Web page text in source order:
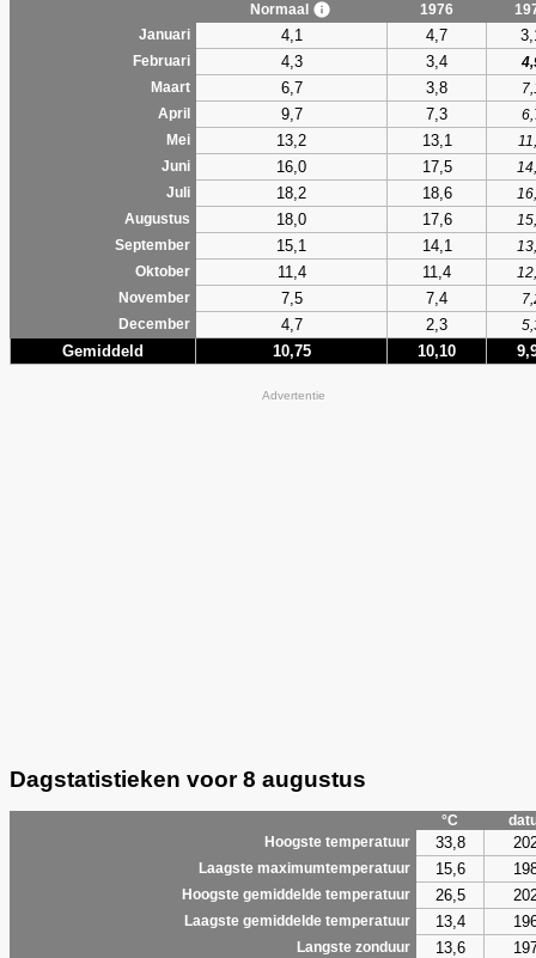
Normaal 1976
Januari
4,1 4,7
Februari 4,3 3,4
Maart
6,7 3,8
April
9,7 7,3
Mei
13,2 13,1
Juni
16,0 17,5
Juli
18,2 18,6
Augustus
18,0 17,6
September
15,1 14,1
Oktober
11,4 11,4
November
7,5 7,4
December
4,7 2,3
Gemiddeld 10,75 10,10
Advertentie
Dagstatistieken voor 8 augustus
°C
Hoogste temperatuur
33,8
Laagste maximumtemperatuur 15,6
Hoogste gemiddelde temperatuur 26,5
Laagste gemiddelde temperatuur 13,4
Langste zonduur 13,6